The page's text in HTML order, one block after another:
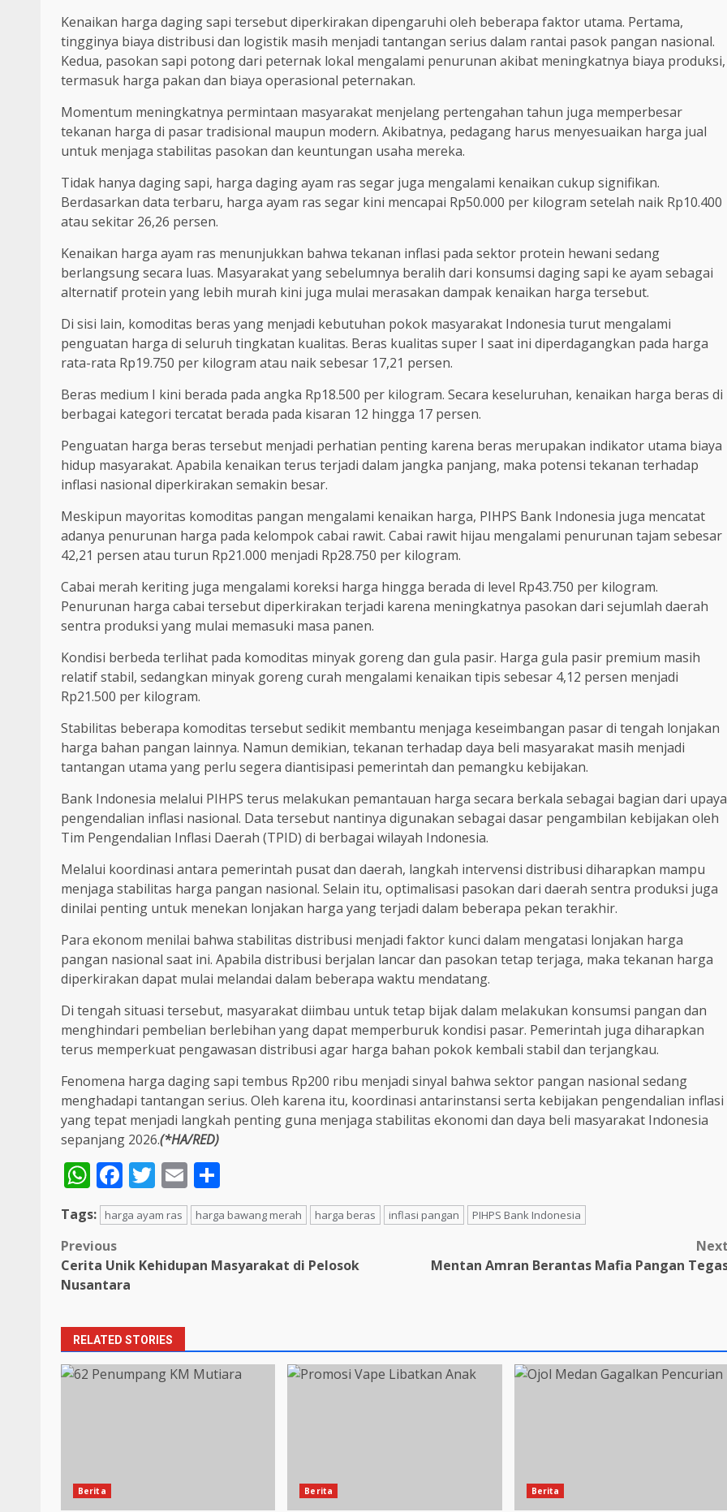
Kenaikan harga daging sapi tersebut diperkirakan dipengaruhi oleh beberapa faktor utama. Pertama,
tingginya biaya distribusi dan logistik masih menjadi tantangan serius dalam rantai pasok pangan nasional.
Kedua, pasokan sapi potong dari peternak lokal mengalami penurunan akibat meningkatnya biaya produksi,
termasuk harga pakan dan biaya operasional peternakan.
Momentum meningkatnya permintaan masyarakat menjelang pertengahan tahun juga memperbesar
tekanan harga di pasar tradisional maupun modern. Akibatnya, pedagang harus menyesuaikan harga jual
untuk menjaga stabilitas pasokan dan keuntungan usaha mereka.
Tidak hanya daging sapi, harga daging ayam ras segar juga mengalami kenaikan cukup signifikan.
Berdasarkan data terbaru, harga ayam ras segar kini mencapai Rp50.000 per kilogram setelah naik Rp10.400
atau sekitar 26,26 persen.
Kenaikan harga ayam ras menunjukkan bahwa tekanan inflasi pada sektor protein hewani sedang
berlangsung secara luas. Masyarakat yang sebelumnya beralih dari konsumsi daging sapi ke ayam sebagai
alternatif protein yang lebih murah kini juga mulai merasakan dampak kenaikan harga tersebut.
Di sisi lain, komoditas beras yang menjadi kebutuhan pokok masyarakat Indonesia turut mengalami
penguatan harga di seluruh tingkatan kualitas. Beras kualitas super I saat ini diperdagangkan pada harga
rata-rata Rp19.750 per kilogram atau naik sebesar 17,21 persen.
Beras medium I kini berada pada angka Rp18.500 per kilogram. Secara keseluruhan, kenaikan harga beras di
berbagai kategori tercatat berada pada kisaran 12 hingga 17 persen.
Penguatan harga beras tersebut menjadi perhatian penting karena beras merupakan indikator utama biaya
hidup masyarakat. Apabila kenaikan terus terjadi dalam jangka panjang, maka potensi tekanan terhadap
inflasi nasional diperkirakan semakin besar.
Meskipun mayoritas komoditas pangan mengalami kenaikan harga, PIHPS Bank Indonesia juga mencatat
adanya penurunan harga pada kelompok cabai rawit. Cabai rawit hijau mengalami penurunan tajam sebesar
42,21 persen atau turun Rp21.000 menjadi Rp28.750 per kilogram.
Cabai merah keriting juga mengalami koreksi harga hingga berada di level Rp43.750 per kilogram.
Penurunan harga cabai tersebut diperkirakan terjadi karena meningkatnya pasokan dari sejumlah daerah
sentra produksi yang mulai memasuki masa panen.
Kondisi berbeda terlihat pada komoditas minyak goreng dan gula pasir. Harga gula pasir premium masih
relatif stabil, sedangkan minyak goreng curah mengalami kenaikan tipis sebesar 4,12 persen menjadi
Rp21.500 per kilogram.
Stabilitas beberapa komoditas tersebut sedikit membantu menjaga keseimbangan pasar di tengah lonjakan
harga bahan pangan lainnya. Namun demikian, tekanan terhadap daya beli masyarakat masih menjadi
tantangan utama yang perlu segera diantisipasi pemerintah dan pemangku kebijakan.
Bank Indonesia melalui PIHPS terus melakukan pemantauan harga secara berkala sebagai bagian dari upaya
pengendalian inflasi nasional. Data tersebut nantinya digunakan sebagai dasar pengambilan kebijakan oleh
Tim Pengendalian Inflasi Daerah (TPID) di berbagai wilayah Indonesia.
Melalui koordinasi antara pemerintah pusat dan daerah, langkah intervensi distribusi diharapkan mampu
menjaga stabilitas harga pangan nasional. Selain itu, optimalisasi pasokan dari daerah sentra produksi juga
dinilai penting untuk menekan lonjakan harga yang terjadi dalam beberapa pekan terakhir.
Para ekonom menilai bahwa stabilitas distribusi menjadi faktor kunci dalam mengatasi lonjakan harga
pangan nasional saat ini. Apabila distribusi berjalan lancar dan pasokan tetap terjaga, maka tekanan harga
diperkirakan dapat mulai melandai dalam beberapa waktu mendatang.
Di tengah situasi tersebut, masyarakat diimbau untuk tetap bijak dalam melakukan konsumsi pangan dan
menghindari pembelian berlebihan yang dapat memperburuk kondisi pasar. Pemerintah juga diharapkan
terus memperkuat pengawasan distribusi agar harga bahan pokok kembali stabil dan terjangkau.
Fenomena harga daging sapi tembus Rp200 ribu menjadi sinyal bahwa sektor pangan nasional sedang
menghadapi tantangan serius. Oleh karena itu, koordinasi antarinstansi serta kebijakan pengendalian inflasi
yang tepat menjadi langkah penting guna menjaga stabilitas ekonomi dan daya beli masyarakat Indonesia
sepanjang 2026.(*HA/RED)
WhatsApp
Facebook
Twitter
Email
Tags: harga ayam ras harga bawang merah harga beras inflasi pangan PIHPS Bank Indonesia
Post
navigation
Previous
Cerita Unik Kehidupan Masyarakat di Pelosok
Nusantara
Mentan Amran Berantas Mafia Pangan
RELATED STORIES
Berita Berita Berita